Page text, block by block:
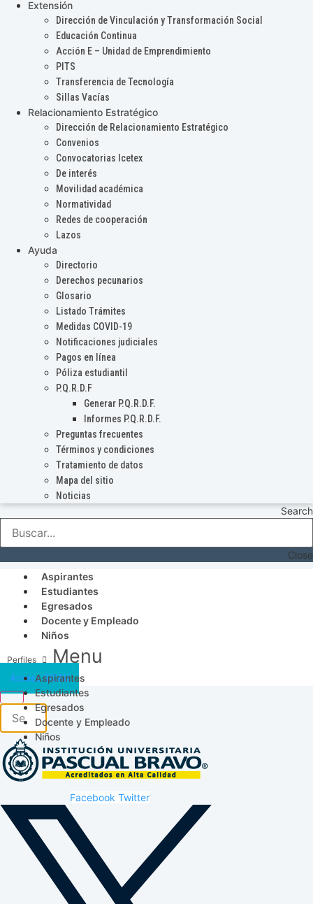
Extensión
Dirección de Vinculación y Transformación Social
Educación Continua
Acción E – Unidad de Emprendimiento
PITS
Transferencia de Tecnología
Sillas Vacías
Relacionamiento Estratégico
Dirección de Relacionamiento Estratégico
Convenios
Convocatorias Icetex
De interés
Movilidad académica
Normatividad
Redes de cooperación
Lazos
Ayuda
Directorio
Derechos pecunarios
Glosario
Listado Trámites
Medidas COVID-19
Notificaciones judiciales
Pagos en línea
Póliza estudiantil
P.Q.R.D.F
Generar P.Q.R.D.F.
Informes P.Q.R.D.F.
Preguntas frecuentes
Términos y condiciones
Tratamiento de datos
Mapa del sitio
Noticias
Search
Close
Aspirantes
Estudiantes
Egresados
Docente y Empleado
Niños
Menu
Aspirantes
Estudiantes
Egresados
Docente y Empleado
Niños
Acceso SICAU
Facebook Twitter